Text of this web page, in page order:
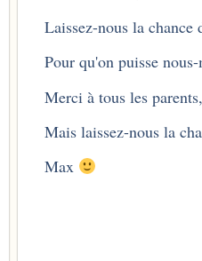
Laissez-nous la chance
Pour qu'on puisse
Merci à tous les
Mais laissez-nous la
Max